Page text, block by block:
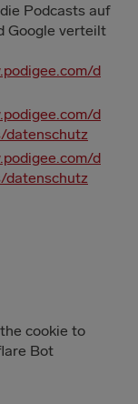
Podcasts auf
Google verteilt
d
d
datenschutz
d
datenschutz
cookie to
Bot